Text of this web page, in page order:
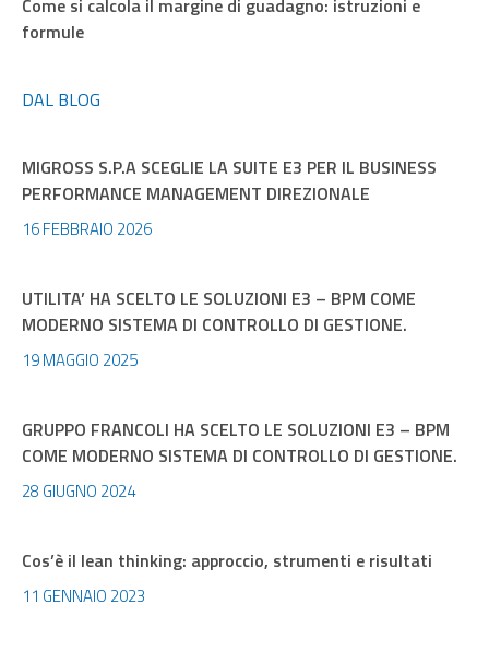
Come si calcola il margine di guadagno: istruzioni e
formule
DAL BLOG
MIGROSS S.P.A SCEGLIE LA SUITE E3 PER IL BUSINESS
PERFORMANCE MANAGEMENT DIREZIONALE
16 FEBBRAIO 2026
UTILITA’ HA SCELTO LE SOLUZIONI E3 – BPM COME
MODERNO SISTEMA DI CONTROLLO DI GESTIONE.
19 MAGGIO 2025
GRUPPO FRANCOLI HA SCELTO LE SOLUZIONI E3 – BPM
COME MODERNO SISTEMA DI CONTROLLO DI GESTIONE.
28 GIUGNO 2024
Cos’è il lean thinking: approccio, strumenti e risultati
11 GENNAIO 2023